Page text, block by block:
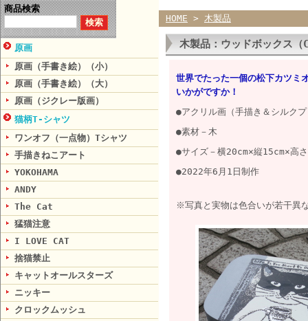
商品検索
原画
原画（手書き絵）（小）
原画（手書き絵）（大）
原画（ジクレー版画）
猫柄T-シャツ
ワンオフ（一点物）Tシャツ
手描きねこアート
YOKOHAMA
ANDY
The Cat
猛猫注意
I LOVE CAT
捨猫禁止
キャットオールスターズ
ニッキー
クロックムッシュ
HOME > 木製品
木製品：ウッドボックス
世界でたった一個の松下カツミ
いかがですか！
●アクリル画（手描き＆シルク
●素材－木
●サイズ－横20cm×縦15cm×高
●2022年6月1日制作
※写真と実物は色合いが若干異